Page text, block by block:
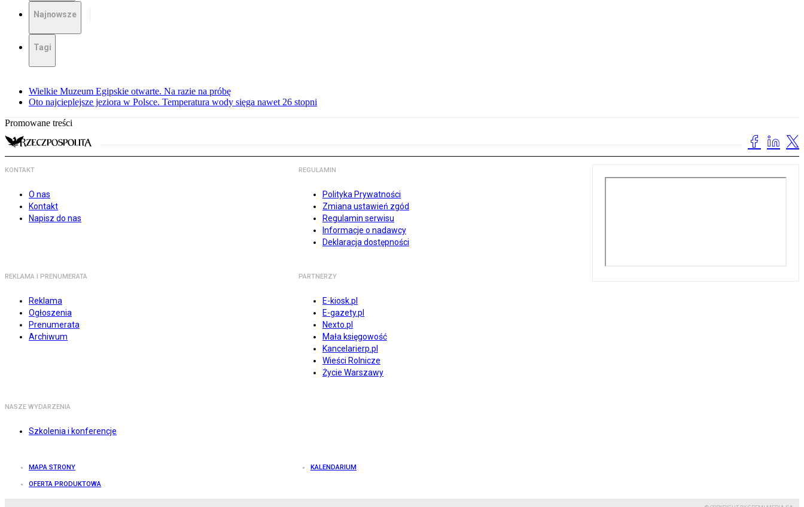
Najnowsze
Tagi
Wielkie Muzeum Egipskie otwarte. Na razie na próbę
Oto najcieplejsze jeziora w Polsce. Temperatura wody sięga nawet 26 stopni
Promowane treści
KONTAKT
O nas
Kontakt
Napisz do nas
REGULAMIN
Polityka Prywatności
Zmiana ustawień zgód
Regulamin serwisu
Informacje o nadawcy
Deklaracja dostępności
REKLAMA I PRENUMERATA
Reklama
Ogłoszenia
Prenumerata
Archiwum
PARTNERZY
E-kiosk.pl
E-gazety.pl
Nexto.pl
Mała księgowość
Kancelarierp.pl
Wieści Rolnicze
Życie Warszawy
NASZE WYDARZENIA
Szkolenia i konferencje
MAPA STRONY KALENDARIUM
OFERTA PRODUKTOWA